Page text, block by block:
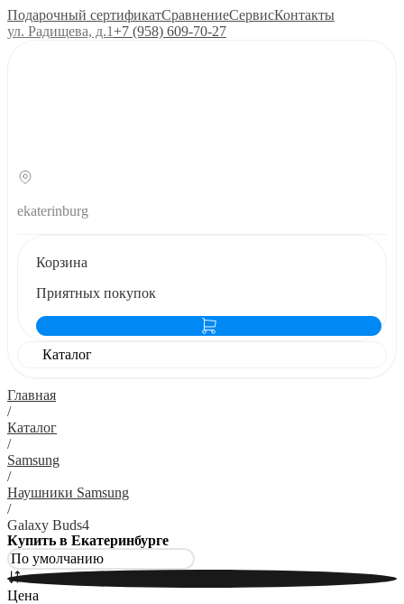
Подарочный сертификатСравнениеСервисКонтакты
ул. Радищева, д.1+7 (958) 609‑70‑27
ekaterinburg
Корзина
Приятных покупок
Каталог
Главная
/
Каталог
/
Samsung
/
Наушники Samsung
/
Galaxy Buds4
Купить в Екатеринбурге
Цена